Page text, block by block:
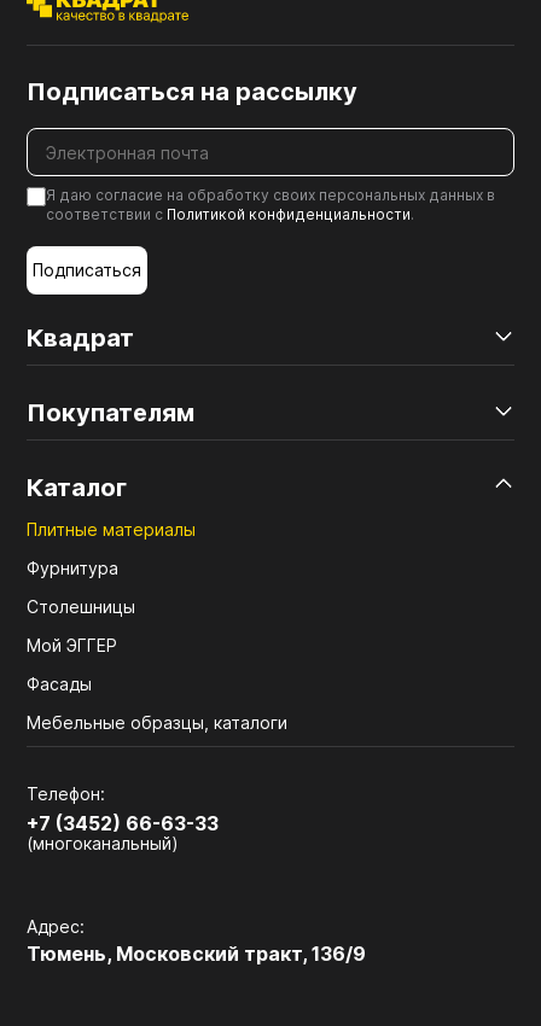
Квадрат
Покупателям
Каталог
Плитные материалы
Фурнитура
Столешницы
Мой ЭГГЕР
Фасады
Мебельные образцы, каталоги
Телефон:
+7 (3452) 66-63-33
(многоканальный)
Адрес:
Тюмень, Московский тракт, 136/9
Подписаться на рассылку
Я даю согласие на обработку своих персональных данных в
соответствии с Политикой конфиденциальности.
Подписаться